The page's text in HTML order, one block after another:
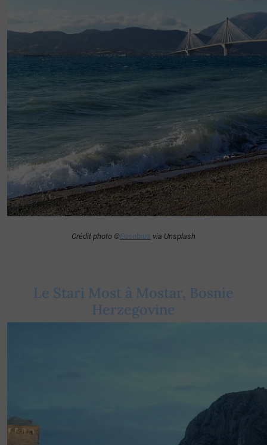
Crédit photo ©Eusebius via Unsplash
Le Stari Most à Mostar, Bosnie
Herzegovine